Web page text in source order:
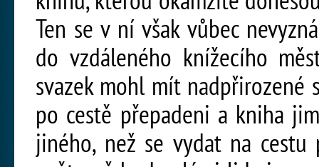
Ten se v ní však vůbec
do vzdáleného knížecího
svazek mohl mít nadpřirozené
po cestě přepadeni a kniha
jiného, než se vydat na